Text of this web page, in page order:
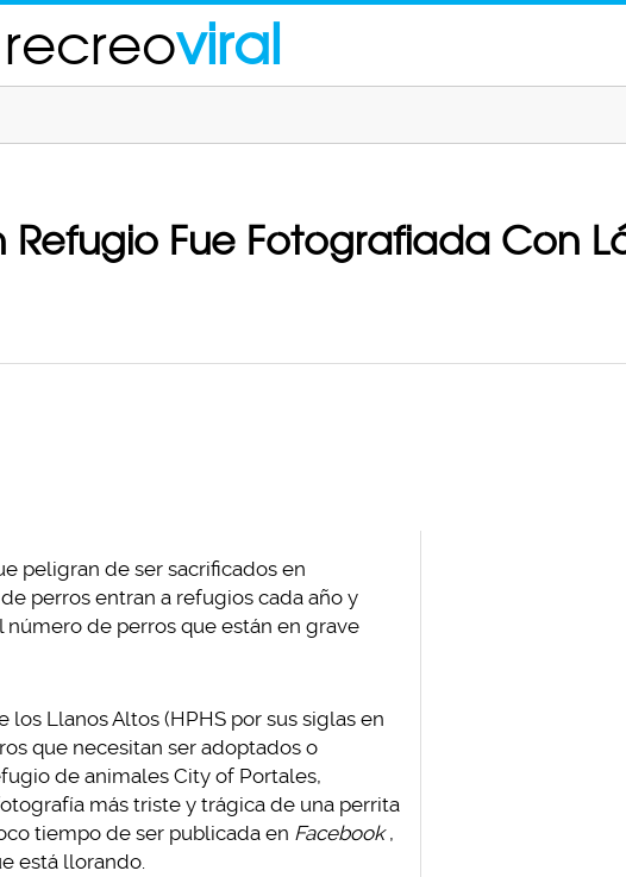
recreoviral
Fue Fotografiada Con
peligran de ser sacrificados en
perros entran a refugios cada año y
de perros que están en grave
Llanos Altos (HPHS por sus siglas en
que necesitan ser adoptados o
de animales City of Portales,
más triste y trágica de una perrita
tiempo de ser publicada en Facebook ,
está llorando.